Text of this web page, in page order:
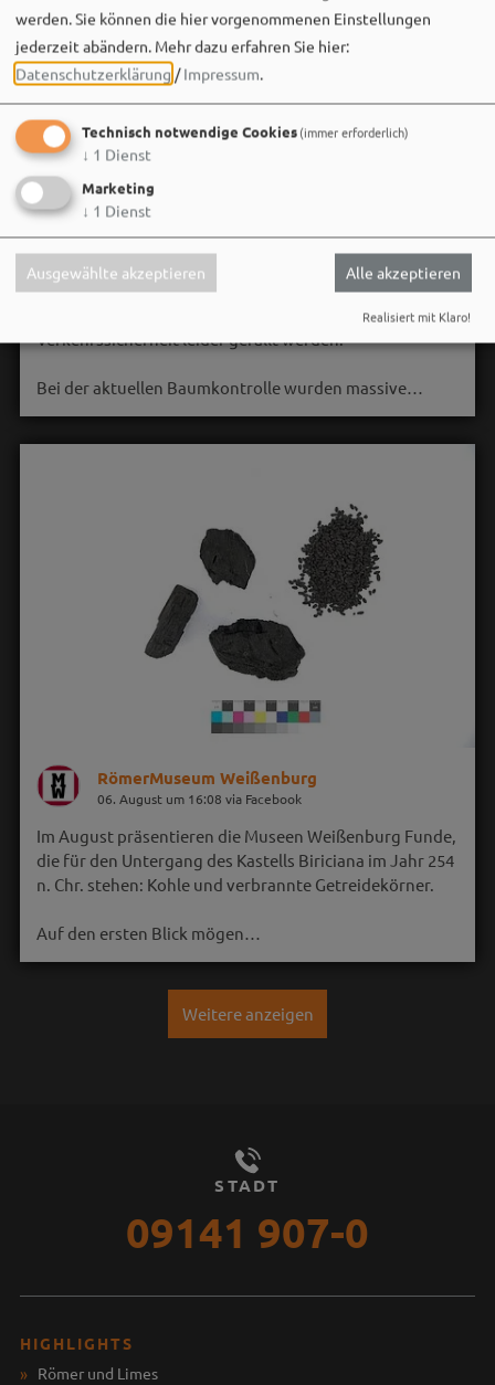
Stadt Weißenburg i.Bay.
🌳 **Verkehrssicherungsmaßnahme am Seeweiher**
Die alte Weide am Seeweiher muss aus Gründen der
Verkehrssicherheit leider gefällt werden.
Bei der aktuellen Baumkontrolle wurden massive…
RömerMuseum Weißenburg
06. August um 16:08 via Facebook
Im August präsentieren die Museen Weißenburg Funde,
die für den Untergang des Kastells Biriciana im Jahr 254
n. Chr. stehen: Kohle und verbrannte Getreidekörner.
Auf den ersten Blick mögen…
Weitere anzeigen
STADT
09141 907-0
HIGHLIGHTS
Römer und Limes
werden. Sie können die hier vorgenommenen Einstellungen
jederzeit abändern. Mehr dazu erfahren Sie hier:
Datenschutzerklärung /Impressum.
Technisch notwendige Cookies(immer erforderlich)
↓ 1 Dienst
Marketing
↓ 1 Dienst
Ausgewählte akzeptieren Alle akzeptieren
Realisiert mit Klaro!